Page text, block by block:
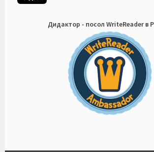
Дидактор - посол WriteReader в